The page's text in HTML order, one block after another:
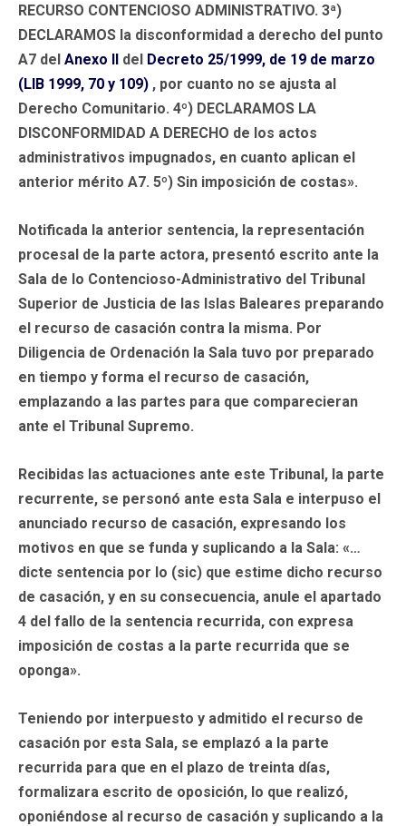
RECURSO CONTENCIOSO ADMINISTRATIVO. 3ª)
DECLARAMOS la disconformidad a derecho del punto
A7 del Anexo II del Decreto 25/1999, de 19 de marzo
(LIB 1999, 70 y 109) , por cuanto no se ajusta al
Derecho Comunitario. 4º) DECLARAMOS LA
DISCONFORMIDAD A DERECHO de los actos
administrativos impugnados, en cuanto aplican el
anterior mérito A7. 5º) Sin imposición de costas».
Notificada la anterior sentencia, la representación
procesal de la parte actora, presentó escrito ante la
Sala de lo Contencioso-Administrativo del Tribunal
Superior de Justicia de las Islas Baleares preparando
el recurso de casación contra la misma. Por
Diligencia de Ordenación la Sala tuvo por preparado
en tiempo y forma el recurso de casación,
emplazando a las partes para que comparecieran
ante el Tribunal Supremo.
Recibidas las actuaciones ante este Tribunal, la parte
recurrente, se personó ante esta Sala e interpuso el
anunciado recurso de casación, expresando los
motivos en que se funda y suplicando a la Sala: «…
dicte sentencia por lo (sic) que estime dicho recurso
de casación, y en su consecuencia, anule el apartado
4 del fallo de la sentencia recurrida, con expresa
imposición de costas a la parte recurrida que se
oponga».
Teniendo por interpuesto y admitido el recurso de
casación por esta Sala, se emplazó a la parte
recurrida para que en el plazo de treinta días,
formalizara escrito de oposición, lo que realizó,
oponiéndose al recurso de casación y suplicando a la